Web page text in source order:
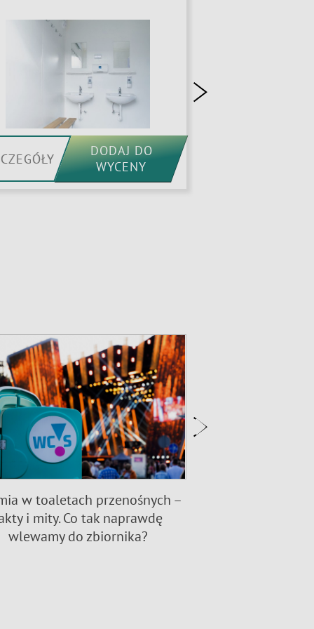
DODAJ DO
WYCENY
w toaletach przenośnych –
i mity. Co tak naprawdę
wlewamy do zbiornika?